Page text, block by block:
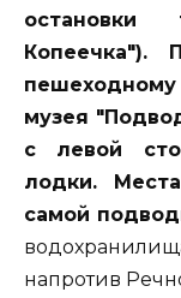
остановки
Копеечка").
музея
с левой
лодки.
самой
напротив